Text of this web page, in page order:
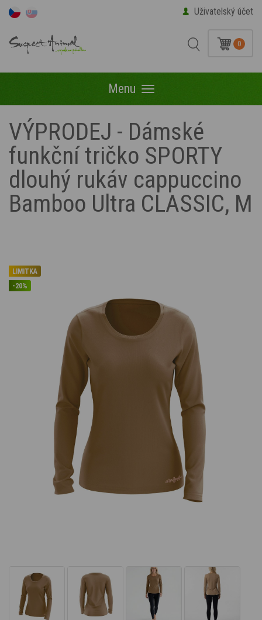
Uživatelský účet
0
Menu Menu
VÝPRODEJ - Dámské
funkční tričko SPORTY
dlouhý rukáv cappuccino
Bamboo Ultra CLASSIC, M
LIMITKA
-20%